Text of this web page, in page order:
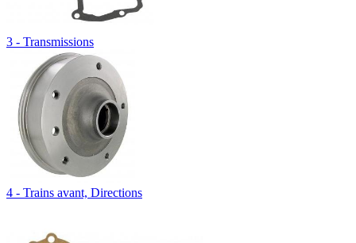
3 - Transmissions
4 - Trains avant, Directions